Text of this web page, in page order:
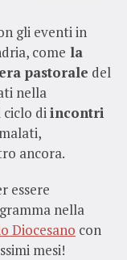
gli eventi in
come la
pastorale del
nella
ciclo diincontri
ancora.
essere
nella
Diocesano con
mesi!